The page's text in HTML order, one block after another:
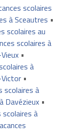
scolaires
à Sceautres •
scolaires au
scolaires à
•
à
•
scolaires à
Davézieux•
scolaires à